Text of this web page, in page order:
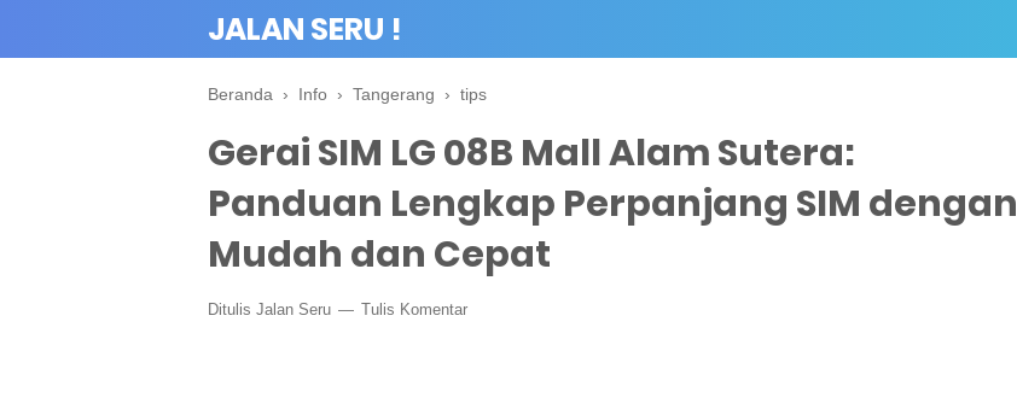
JALAN SERU !
Beranda › Info › Tangerang › tips
Gerai SIM LG 08B Mall Alam Sutera:
Panduan Lengkap Perpanjang SIM dengan
Mudah dan Cepat
Ditulis Jalan Seru Tulis Komentar